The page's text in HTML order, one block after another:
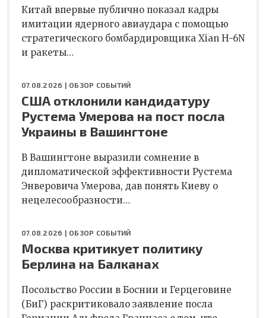
Китай впервые публично показал кадры
имитации ядерного авиаудара с помощью
стратегического бомбардировщика Xian H-6N
и ракеты…
07.08.2026 | ОБЗОР СОБЫТИЙ
США отклонили кандидатуру
Рустема Умерова на пост посла
Украины в Вашингтоне
В Вашингтоне выразили сомнение в
дипломатической эффективности Рустема
Энверовича Умерова, дав понять Киеву о
нецелесообразности…
07.08.2026 | ОБЗОР СОБЫТИЙ
Москва критикует политику
Берлина на Балканах
Посольство России в Боснии и Герцеговине
(БиГ) раскритиковало заявление посла